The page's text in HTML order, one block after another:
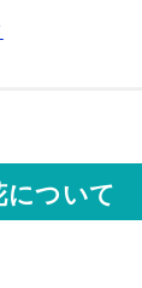
について